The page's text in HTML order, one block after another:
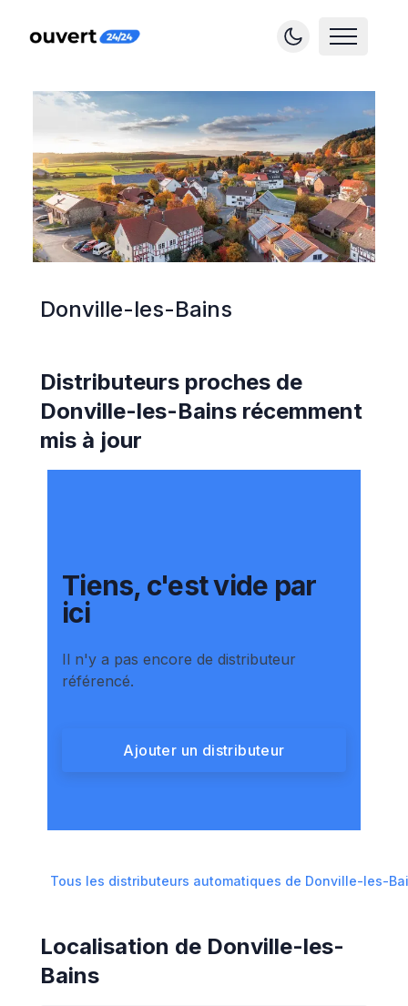
Donville-les-Bains
Distributeurs proches de
Donville-les-Bains récemment
mis à jour
Tiens, c'est vide par
ici
Il n'y a pas encore de distributeur
référencé.
Ajouter un distributeur
Tous les distributeurs automatiques de Donville-les-
Localisation de Donville-les-
Bains